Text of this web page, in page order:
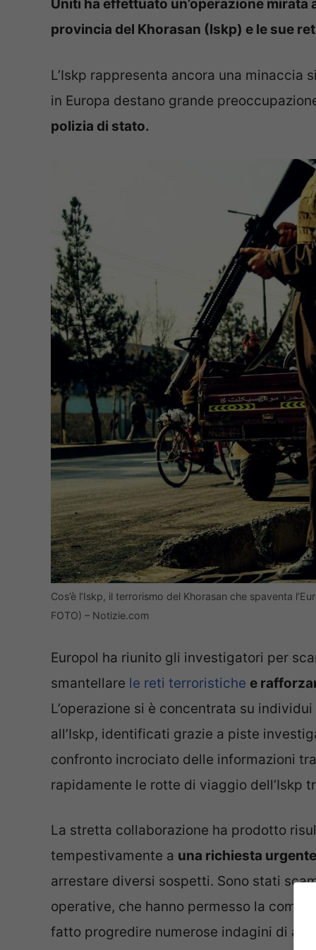
Uniti ha effettuato un’operazione
provincia del Khorasan (Iskp) e le sue
L’Iskp rappresenta ancora una
in Europa destano grande
polizia di stato.
Cos’è l’Iskp, il terrorismo del Khorasan che spaventa
FOTO) – Notizie.com
Europol ha riunito gli investigatori per
smantellare le reti terroristiche e
L’operazione si è concentrata su
all’Iskp, identificati grazie a piste
confronto incrociato delle informazioni
rapidamente le rotte di viaggio dell’Iskp
La stretta collaborazione ha prodotto
tempestivamente a una richiesta
arrestare diversi sospetti. Sono stati
operative, che hanno permesso la
fatto progredire numerose indagini di alto